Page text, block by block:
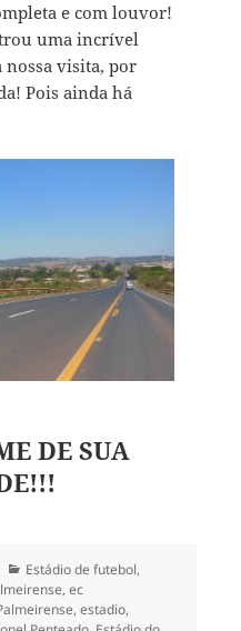
e com louvor!
uma incrível
visita, por
Pois ainda há
DE SUA
Categorias
Estádio de futebol,
, ec
, estadio,